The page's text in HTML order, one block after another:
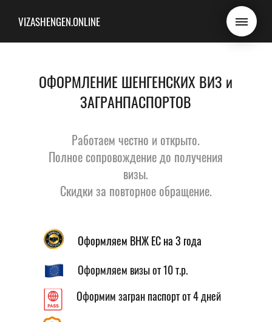
VIZASHENGEN.ONLINE
ОФОРМЛЕНИЕ ШЕНГЕНСКИХ ВИЗ и
ЗАГРАНПАСПОРТОВ
Работаем честно и открыто.
Полное сопровождение до получения
визы.
Скидки за повторное обращение.
Оформляем ВНЖ ЕС на 3 года
Оформляем визы от 10 т.р.
Оформим загран паспорт от 4 дней